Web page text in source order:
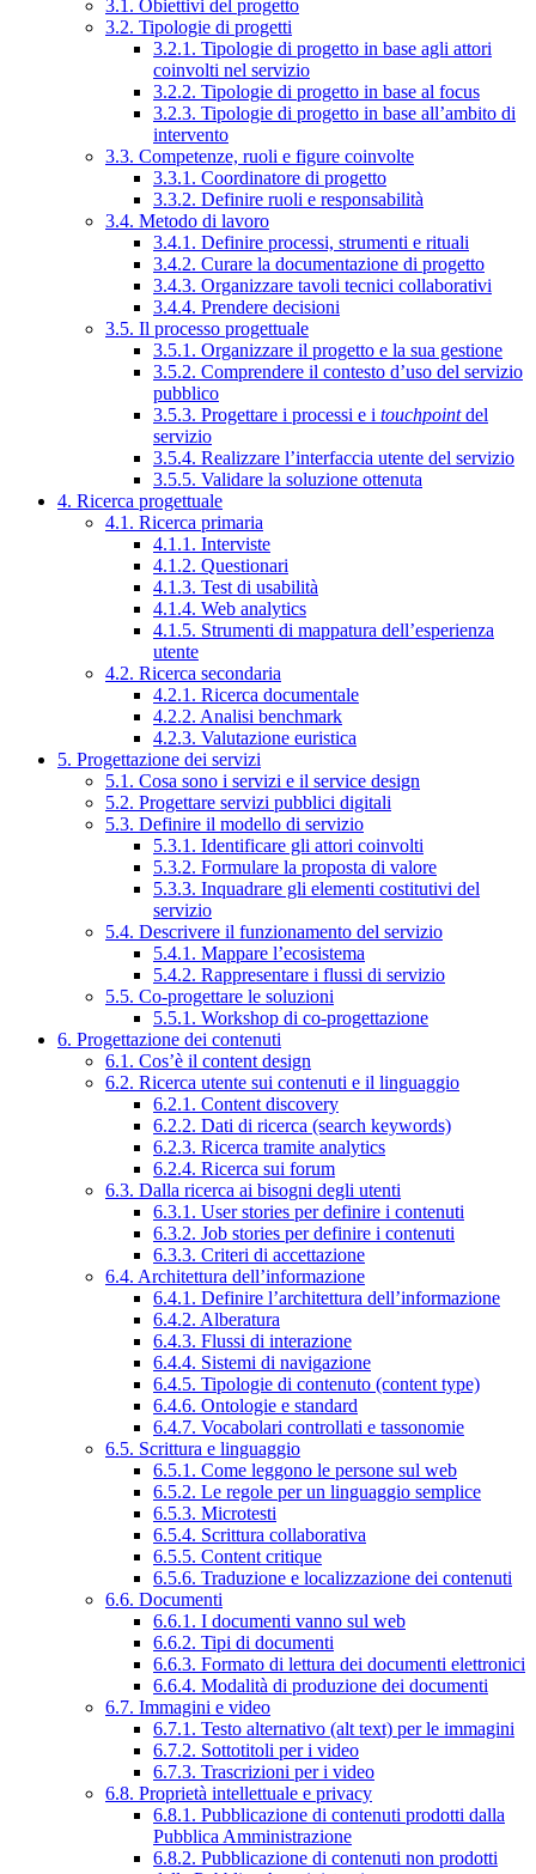
3.1. Obiettivi del progetto
3.2. Tipologie di progetti
3.2.1. Tipologie di progetto in base agli attori
coinvolti nel servizio
3.2.2. Tipologie di progetto in base al focus
3.2.3. Tipologie di progetto in base all’ambito di
intervento
3.3. Competenze, ruoli e figure coinvolte
3.3.1. Coordinatore di progetto
3.3.2. Definire ruoli e responsabilità
3.4. Metodo di lavoro
3.4.1. Definire processi, strumenti e rituali
3.4.2. Curare la documentazione di progetto
3.4.3. Organizzare tavoli tecnici collaborativi
3.4.4. Prendere decisioni
3.5. Il processo progettuale
3.5.1. Organizzare il progetto e la sua gestione
3.5.2. Comprendere il contesto d’uso del servizio
pubblico
3.5.3. Progettare i processi e i touchpointdel
servizio
3.5.4. Realizzare l’interfaccia utente del servizio
3.5.5. Validare la soluzione ottenuta
4. Ricerca progettuale
4.1. Ricerca primaria
4.1.1. Interviste
4.1.2. Questionari
4.1.3. Test di usabilità
4.1.4. Web analytics
4.1.5. Strumenti di mappatura dell’esperienza
utente
4.2. Ricerca secondaria
4.2.1. Ricerca documentale
4.2.2. Analisi benchmark
4.2.3. Valutazione euristica
5. Progettazione dei servizi
5.1. Cosa sono i servizi e il service design
5.2. Progettare servizi pubblici digitali
5.3. Definire il modello di servizio
5.3.1. Identificare gli attori coinvolti
5.3.2. Formulare la proposta di valore
5.3.3. Inquadrare gli elementi costitutivi del
servizio
5.4. Descrivere il funzionamento del servizio
5.4.1. Mappare l’ecosistema
5.4.2. Rappresentare i flussi di servizio
5.5. Co-progettare le soluzioni
5.5.1. Workshop di co-progettazione
6. Progettazione dei contenuti
6.1. Cos’è il content design
6.2. Ricerca utente sui contenuti e il linguaggio
6.2.1. Content discovery
6.2.2. Dati di ricerca (search keywords)
6.2.3. Ricerca tramite analytics
6.2.4. Ricerca sui forum
6.3. Dalla ricerca ai bisogni degli utenti
6.3.1. User stories per definire i contenuti
6.3.2. Job stories per definire i contenuti
6.3.3. Criteri di accettazione
6.4. Architettura dell’informazione
6.4.1. Definire l’architettura dell’informazione
6.4.2. Alberatura
6.4.3. Flussi di interazione
6.4.4. Sistemi di navigazione
6.4.5. Tipologie di contenuto (content type)
6.4.6. Ontologie e standard
6.4.7. Vocabolari controllati e tassonomie
6.5. Scrittura e linguaggio
6.5.1. Come leggono le persone sul web
6.5.2. Le regole per un linguaggio semplice
6.5.3. Microtesti
6.5.4. Scrittura collaborativa
6.5.5. Content critique
6.5.6. Traduzione e localizzazione dei contenuti
6.6. Documenti
6.6.1. I documenti vanno sul web
6.6.2. Tipi di documenti
6.6.3. Formato di lettura dei documenti elettronici
6.6.4. Modalità di produzione dei documenti
6.7. Immagini e video
6.7.1. Testo alternativo (alt text) per le immagini
6.7.2. Sottotitoli per i video
6.7.3. Trascrizioni per i video
6.8. Proprietà intellettuale e privacy
6.8.1. Pubblicazione di contenuti prodotti dalla
Pubblica Amministrazione
6.8.2. Pubblicazione di contenuti non prodotti